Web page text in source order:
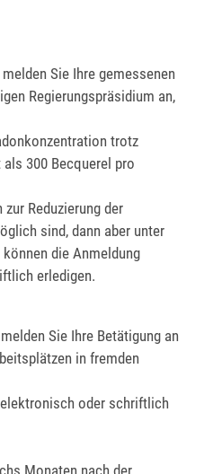
Sie Ihre gemessenen
Regierungspräsidium an,
trotz
300 Becquerel pro
Reduzierung der
sind, dann aber unter
können die Anmeldung
erledigen.
Sie Ihre Betätigung an
in fremden
oder schriftlich
Monaten nach der